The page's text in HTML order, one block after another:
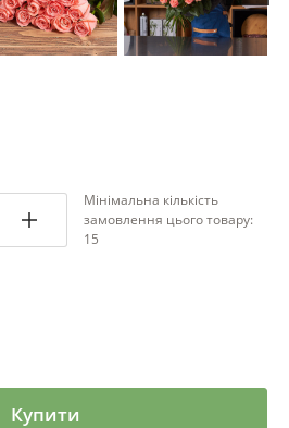
Мінімальна кількість
замовлення цього товару:
15
Купити